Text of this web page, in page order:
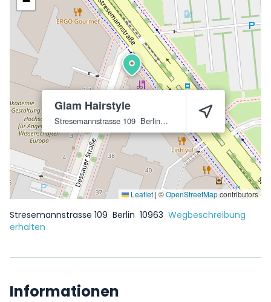
Glam Hairstyle
Stresemannstrasse 109 Berlin 10963
Leaflet | ©OpenStreetMapcontributors
Stresemannstrasse 109 Berlin 10963 Wegbeschreibung
erhalten
Informationen